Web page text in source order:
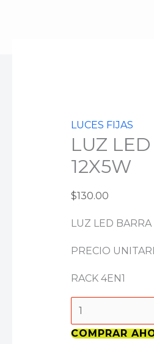
LUCES FIJAS
LUZ
12X5W
$130.00
LUZ LED
PRECIO
RACK 4EN1
EFECTOS
12X5W
cantidad
COMPRAR